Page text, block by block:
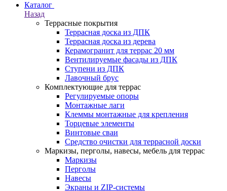
Каталог
Назад
Террасные покрытия
Террасная доска из ДПК
Террасная доска из дерева
Керамогранит для террас 20 мм
Вентилируемые фасады из ДПК
Ступени из ДПК
Лавочный брус
Комплектующие для террас
Регулируемые опоры
Монтажные лаги
Клеммы монтажные для крепления
Торцевые элементы
Винтовые сваи
Средство очистки для террасной доски
Маркизы, перголы, навесы, мебель для террас
Маркизы
Перголы
Навесы
Экраны и ZIP-системы